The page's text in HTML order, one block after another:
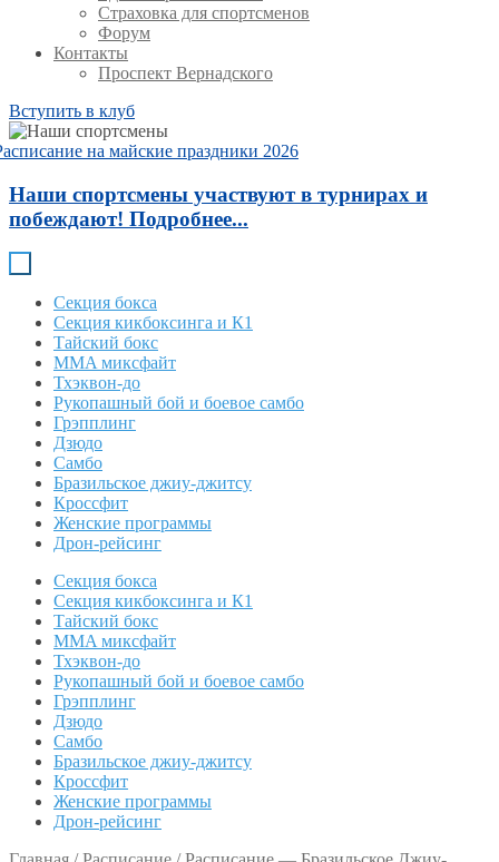
Страховка для спортсменов
Форум
Контакты
Проспект Вернадского
Вступить в клуб
на майские праздники 2026
Наши спортсмены участвуют в турнирах и
побеждают! Подробнее...
Секция бокса
Секция кикбоксинга и К1
Тайский бокс
MMA миксфайт
Тхэквон-до
Рукопашный бой и боевое самбо
Грэпплинг
Дзюдо
Самбо
Бразильское джиу-джитсу
Кроссфит
Женские программы
Дрон-рейсинг
Секция бокса
Секция кикбоксинга и К1
Тайский бокс
MMA миксфайт
Тхэквон-до
Рукопашный бой и боевое самбо
Грэпплинг
Дзюдо
Самбо
Бразильское джиу-джитсу
Кроссфит
Женские программы
Дрон-рейсинг